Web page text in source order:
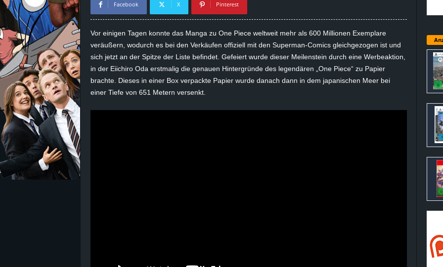
s
g
Facebook X Pinterest
Vor einigen Tagen konnte das Manga zu One Piece weltweit mehr als 600 Millionen Exemplare
veräußern, wodurch es bei den Verkäufen offiziell mit den Superman-Comics gleichgezogen ist und
sich jetzt an der Spitze der Liste befindet. Gefeiert wurde dieser Meilenstein durch eine Werbeaktion,
in der Eiichiro Oda erstmalig die genauen Hintergründe des legendären „One Piece“ zu Papier
brachte. Dieses in einer Box verpackte Papier wurde danach dann in dem japanischen Meer bei
einer Tiefe von 651 Metern versenkt.